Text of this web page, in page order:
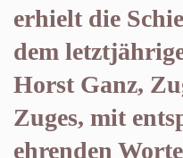
erhielt die
dem
Horst Ganz,
Zuges, mit
ehrenden